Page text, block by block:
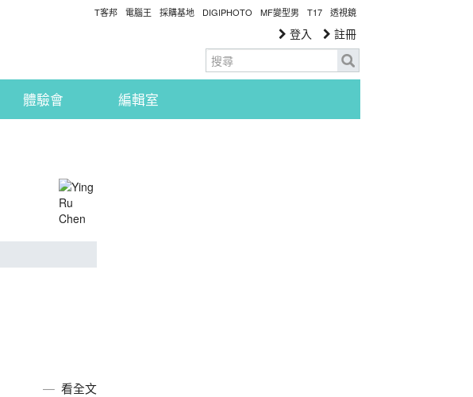
T客邦 電腦王 採購基地 DIGIPHOTO MF變型男 T17 透視鏡
登入 註冊
體驗會 編輯室
看全文